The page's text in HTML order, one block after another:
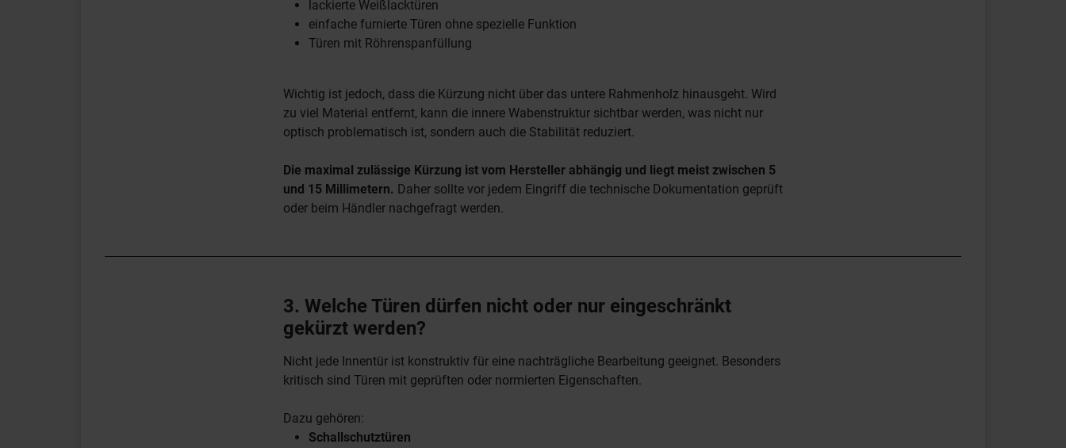
lackierte Weißlacktüren
einfache furnierte Türen ohne spezielle Funktion
Türen mit Röhrenspanfüllung
Wichtig ist jedoch, dass die Kürzung nicht über das untere Rahmenholz hinausgeht. Wird
zu viel Material entfernt, kann die innere Wabenstruktur sichtbar werden, was nicht nur
optisch problematisch ist, sondern auch die Stabilität reduziert.
Die maximal zulässige Kürzung ist vom Hersteller abhängig und liegt meist zwischen 5
und 15 Millimetern. Daher sollte vor jedem Eingriff die technische Dokumentation geprüft
oder beim Händler nachgefragt werden.
3. Welche Türen dürfen nicht oder nur eingeschränkt
gekürzt werden?
Nicht jede Innentür ist konstruktiv für eine nachträgliche Bearbeitung geeignet. Besonders
kritisch sind Türen mit geprüften oder normierten Eigenschaften.
Dazu gehören:
Schallschutztüren